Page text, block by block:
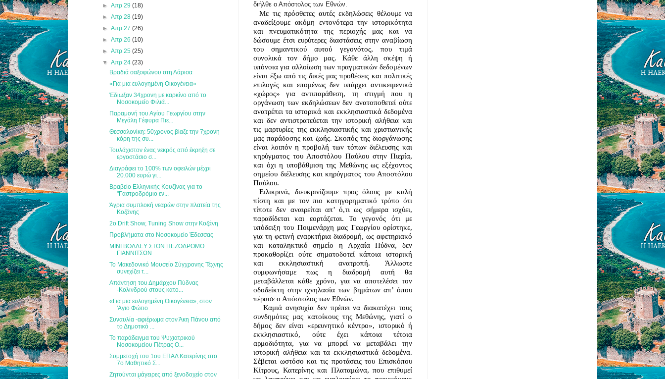
διήλθε ο Απόστολος των Εθνών.
Με τις πρόσθετες αυτές εκδηλώσεις θέλουμε να
αναδείξουμε ακόμη εντονότερα την ιστορικότητα
και πνευματικότητα της περιοχής μας και να
δώσουμε έτσι ευρύτερες διαστάσεις στην αναβίωση
του σημαντικού αυτού γεγονότος, που τιμά
συνολικά τον δήμο μας. Κάθε άλλη σκέψη ή
υπόνοια για αλλοίωση των πραγματικών δεδομένων
είναι έξω από τις δικές μας προθέσεις και πολιτικές
επιλογές και επομένως δεν υπάρχει αντικειμενικά
«χώρος» για αντιπαράθεση, τη στιγμή που η
οργάνωση των εκδηλώσεων δεν ανατοποθετεί ούτε
ανατρέπει τα ιστορικά και εκκλησιαστικά δεδομένα
και δεν αντιστρατεύεται την ιστορική αλήθεια και
τις μαρτυρίες της εκκλησιαστικής και χριστιανικής
μας παράδοσης και ζωής. Σκοπός της διοργάνωσης
είναι λοιπόν η προβολή των τόπων διέλευσης και
κηρύγματος του Αποστόλου Παύλου στην Πιερία,
και όχι η υποβάθμιση της Μεθώνης ως εξέχοντος
σημείου διέλευσης και κηρύγματος του Αποστόλου
Παύλου.
Ειλικρινά, διευκρινίζουμε προς όλους με καλή
πίστη και με τον πιο κατηγορηματικό τρόπο ότι
τίποτε δεν αναιρείται απ’ ό,τι ως σήμερα ισχύει,
παραδίδεται και εορτάζεται. Το γεγονός ότι με
υπόδειξη του Ποιμενάρχη μας Γεωργίου ορίστηκε,
για τη φετινή εναρκτήρια διαδρομή, ως αφετηριακό
και καταληκτικό σημείο η Αρχαία Πύδνα, δεν
προκαθορίζει ούτε σηματοδοτεί κάποια ιστορική
και εκκλησιαστική ανατροπή. Άλλωστε
συμφωνήσαμε πως η διαδρομή αυτή θα
μεταβάλλεται κάθε χρόνο, για να αποτελέσει τον
οδοδείκτη στην ιχνηλασία των βημάτων απ’ όπου
πέρασε ο Απόστολος των Εθνών.
συνδημότες μας κατοίκους της Μεθώνης, γιατί ο
δήμος δεν είναι «ερευνητικό κέντρο», ιστορικό ή
εκκλησιαστικό, ούτε έχει κάποια τέτοια
αρμοδιότητα, για να μπορεί να μεταβάλει την
ιστορική αλήθεια και τα εκκλησιαστικά δεδομένα.
Σέβεται ωστόσο και τις προτάσεις του Επισκόπου
Κίτρους, Κατερίνης και Πλαταμώνα, που επιθυμεί
► Απρ 29 (18)
► Απρ 28 (19)
► Απρ 27 (26)
► Απρ 26 (10)
► Απρ 25 (25)
▼ Απρ 24 (23)
Βραδιά σαξοφώνου στη Λάρισα
«Για μια ευλογημένη Οικογένεια»
Έδιωξαν 34χρονη με καρκίνο από το
Νοσοκομείο Φιλιά...
Παραμονή του Αγίου Γεωργίου στην
Μεγάλη Γέφυρα Πιε...
Θεσσαλονίκη: 50χρονος βίαζε την 7χρονη
κόρη της συ...
Τουλάχιστον ένας νεκρός από έκρηξη σε
εργοστάσιο σ...
Διαγράφει το 100% των οφειλών μέχρι
20.000 ευρώ γι...
Βραβείο Ελληνικής Κουζίνας για το
"Γαστροδρόμιο εν...
Άγρια συμπλοκή νεαρών στην πλατεία της
Κοζάνης
2ο Drift Show, Tuning Show στην Κοζάνη
Προβλήματα στο Νοσοκομείο Έδεσσας
ΜΙΝΙ ΒΟΛΛΕΥ ΣΤΟΝ ΠΕΖΟΔΡΟΜΟ
ΓΙΑΝΝΙΤΣΩΝ
Το Μακεδονικό Μουσείο Σύγχρονης Τέχνης
συνεχίζει τ...
Απάντηση του Δημάρχου Πύδνας
-Κολινδρού στους κατο...
«Για μια ευλογημένη Οικογένεια», στον
'Αγιο Φώτιο
Συναυλία -αφιέρωμα στον Άκη Πάνου από
το Δημοτικό ...
Το παράδειγμα του Ψυχιατρικού
Νοσοκομείου Πέτρας Ο...
Συμμετοχή του 1ου ΕΠΑΛ Κατερίνης στο
7ο Μαθητικό Σ...
Ζητούνται μάγειρες από ξενοδοχείο στον